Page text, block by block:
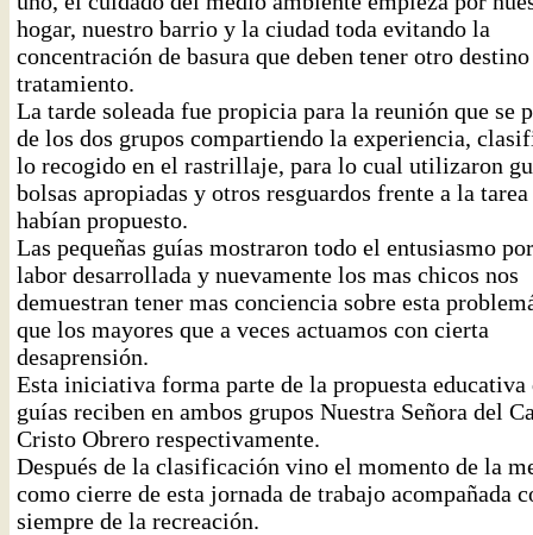
hogar, nuestro barrio y la ciudad toda evitando la
concentración de basura que deben tener otro
tratamiento.
La tarde soleada fue propicia para la reunión que se
de los dos grupos compartiendo la experiencia,
lo recogido en el rastrillaje, para lo cual utilizaron
bolsas apropiadas y otros resguardos frente a la tarea
habían propuesto.
Las pequeñas guías mostraron todo el entusiasmo
labor desarrollada y nuevamente los mas chicos nos
demuestran tener mas conciencia sobre esta
que los mayores que a veces actuamos con cierta
desaprensión.
Esta iniciativa forma parte de la propuesta educativa
guías reciben en ambos grupos Nuestra Señora del
Cristo Obrero respectivamente.
Después de la clasificación vino el momento de la
como cierre de esta jornada de trabajo acompañada
siempre de la recreación.